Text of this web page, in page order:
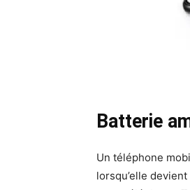
Batterie
Un téléphone
lorsqu’elle